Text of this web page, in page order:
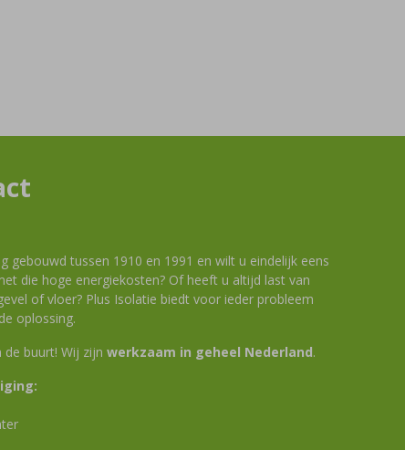
gebouwd tussen 1910 en 1991 en wilt u eindelijk eens
die hoge energiekosten? Of heeft u altijd last van
of vloer? Plus Isolatie biedt voor ieder probleem
oplossing.
de buurt! Wij zijn werkzaam in geheel Nederland.